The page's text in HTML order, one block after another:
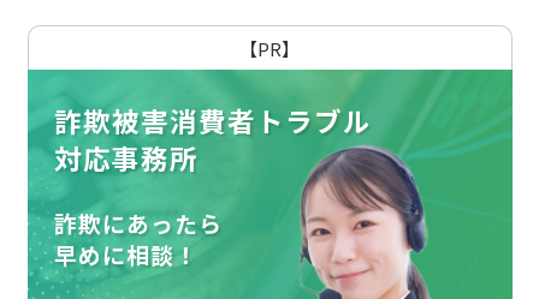
【PR】
詐欺被害消費者トラブル
対応事務所
詐欺にあったら
早めに相談！